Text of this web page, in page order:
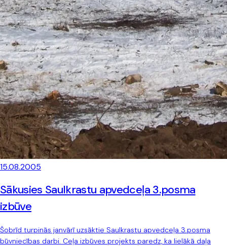
15.08.2005
Sākusies Saulkrastu apvedceļa 3.posma
izbūve
Šobrīd turpinās janvārī uzsāktie Saulkrastu apvedceļa 3.posma
būvniecības darbi. Ceļa izbūves projekts paredz, ka lielākā daļa